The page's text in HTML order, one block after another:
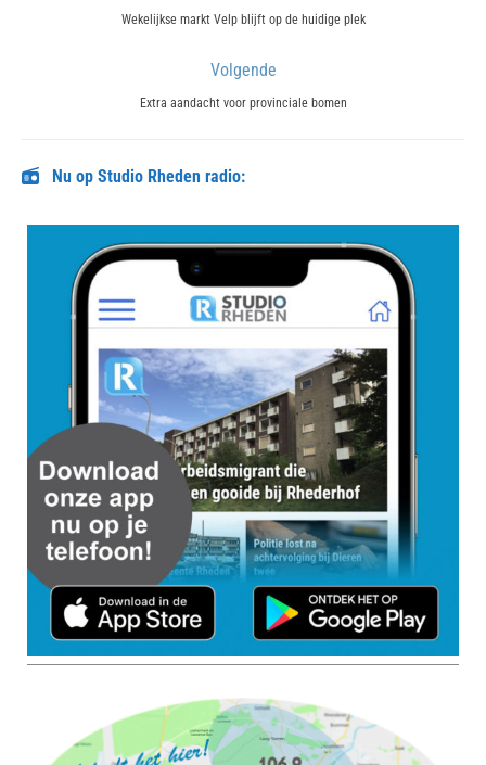
Previous
Wekelijkse markt Velp blijft op de huidige plek
Volgende
Next
Extra aandacht voor provinciale bomen
Nu op Studio Rheden radio: